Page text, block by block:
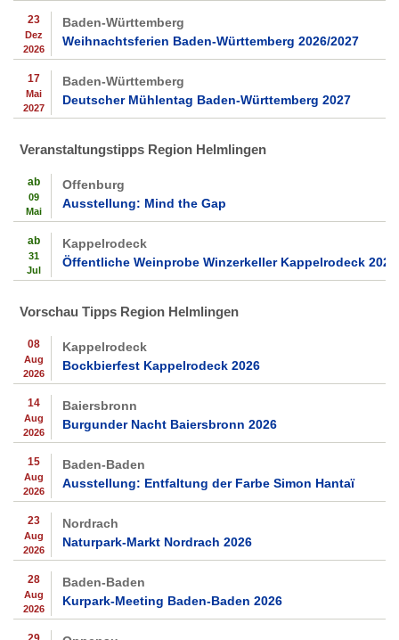
23
Dez
2026
Baden-Württemberg
Weihnachtsferien Baden-Württemberg 2026/2027
17
Mai
2027
Baden-Württemberg
Deutscher Mühlentag Baden-Württemberg 2027
Veranstaltungstipps Region Helmlingen
ab
09
Mai
Offenburg
Ausstellung: Mind the Gap
ab
31
Jul
Kappelrodeck
Öffentliche Weinprobe Winzerkeller Kappelrodeck 2026
Vorschau Tipps Region Helmlingen
08
Aug
2026
Kappelrodeck
Bockbierfest Kappelrodeck 2026
14
Aug
2026
Baiersbronn
Burgunder Nacht Baiersbronn 2026
15
Aug
2026
Baden-Baden
Ausstellung: Entfaltung der Farbe Simon Hantaï
23
Aug
2026
Nordrach
Naturpark-Markt Nordrach 2026
28
Aug
2026
Baden-Baden
Kurpark-Meeting Baden-Baden 2026